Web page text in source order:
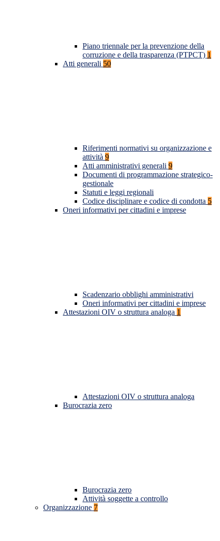
Piano triennale per la prevenzione della
corruzione e della trasparenza (PTPCT) 1
Atti generali 50
Riferimenti normativi su organizzazione e
attività 9
Atti amministrativi generali 9
Documenti di programmazione strategico-
gestionale
Statuti e leggi regionali
Codice disciplinare e codice di condotta 5
Oneri informativi per cittadini e imprese
Scadenzario obblighi amministrativi
Oneri informativi per cittadini e imprese
Attestazioni OIV o struttura analoga 1
Attestazioni OIV o struttura analoga
Burocrazia zero
Burocrazia zero
Attività soggette a controllo
Organizzazione 7